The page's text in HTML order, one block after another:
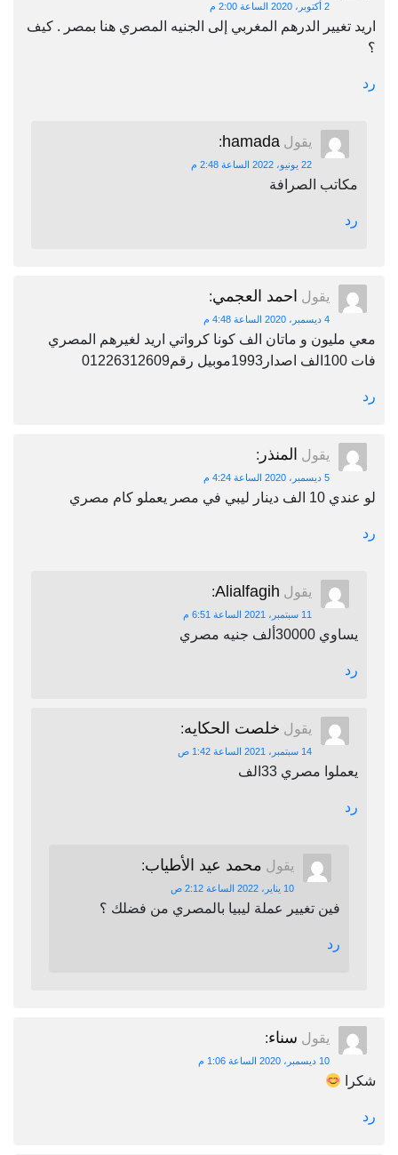
2 أكتوبر، 2020 الساعة 2:00 م
اريد تغيير الدرهم المغربي إلى الجنيه المصري هنا بمصر . كيف
؟
رد
يقول hamada
:
22 يونيو، 2022 الساعة 2:48 م
مكاتب الصرافة
رد
يقول احمد العجمي:
4 ديسمبر، 2020 الساعة 4:48 م
معي مليون و ماتان الف كونا كرواتي اريد لغيرهم المصري
فات 100الف اصدار1993موبيل رقم01226312609
رد
يقول المنذر :
5 ديسمبر، 2020 الساعة 4:24 م
لو عندي 10 الف دينار ليبي في مصر يعملو كام مصري
رد
يقول Alialfagih
:
11 سبتمبر، 2021 الساعة 6:51 م
يساوي 30000ألف جنيه مصري
رد
يقول خلصت الحكايه:
14 سبتمبر، 2021 الساعة 1:42 ص
يعملوا مصري 33الف
رد
يقول محمد عيد الأطياب:
10 يناير، 2022 الساعة 2:12 ص
فين تغيير عملة ليبيا بالمصري من فضلك ؟
رد
يقول سناء:
10 ديسمبر، 2020 الساعة 1:06 م
شكرا
رد